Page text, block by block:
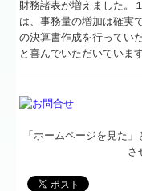
財務諸表が増えました。
は、事務量の増加は確実
の決算書作成を行ってい
と喜んでいただいています
「ホームページを見た
さ